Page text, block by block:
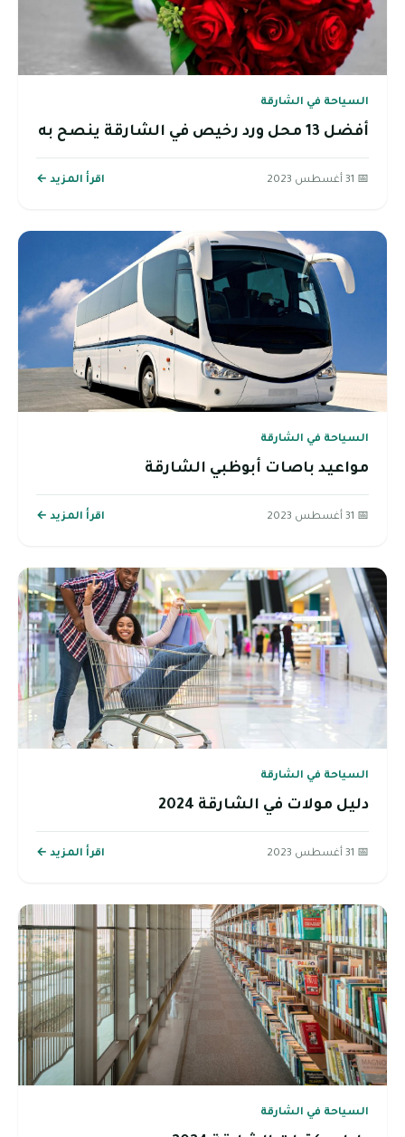
السياحة في الشارقة
أفضل 13 محل ورد رخيص في الشارقة ينصح به
📅 31 أغسطس 2023 اقرأ المزيد ←
السياحة في الشارقة
مواعيد باصات أبوظبي الشارقة
📅 31 أغسطس 2023 اقرأ المزيد ←
السياحة في الشارقة
دليل مولات في الشارقة 2024
📅 31 أغسطس 2023 اقرأ المزيد ←
السياحة في الشارقة